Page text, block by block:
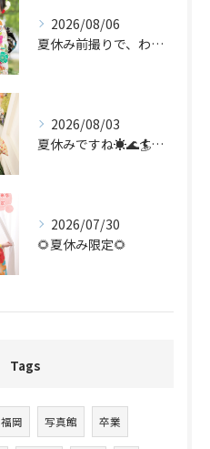
2026/08/06
夏休み前撮りで、わたしらしい振袖姿を。
2026/08/03
夏休みですね☀️🌊🏄🌻✨
2026/07/30
🌻夏休み限定🌻
Tags
福岡 写真館 卒業